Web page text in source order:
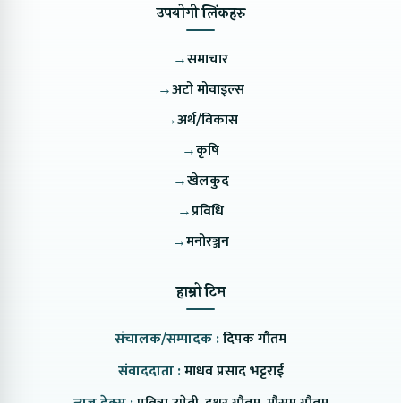
उपयोगी लिंकहरु
→समाचार
→अटो मोवाइल्स
→अर्थ/विकास
→कृषि
→खेलकुद
→प्रविधि
→मनोरञ्जन
हाम्रो टिम
संचालक/सम्पादक :दिपक गौतम
संवाददाता :माधव प्रसाद भट्टराई